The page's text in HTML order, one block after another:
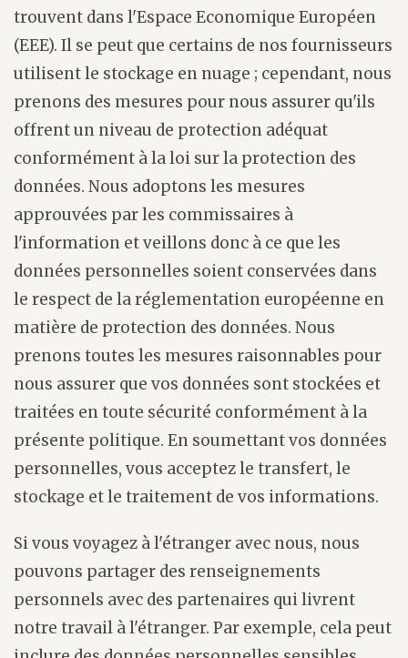
trouvent dans l'Espace Economique Européen
(EEE). Il se peut que certains de nos fournisseurs
utilisent le stockage en nuage ; cependant, nous
prenons des mesures pour nous assurer qu'ils
offrent un niveau de protection adéquat
conformément à la loi sur la protection des
données. Nous adoptons les mesures
approuvées par les commissaires à
l'information et veillons donc à ce que les
données personnelles soient conservées dans
le respect de la réglementation européenne en
matière de protection des données. Nous
prenons toutes les mesures raisonnables pour
nous assurer que vos données sont stockées et
traitées en toute sécurité conformément à la
présente politique. En soumettant vos données
personnelles, vous acceptez le transfert, le
stockage et le traitement de vos informations.
Si vous voyagez à l'étranger avec nous, nous
pouvons partager des renseignements
personnels avec des partenaires qui livrent
notre travail à l'étranger. Par exemple, cela peut